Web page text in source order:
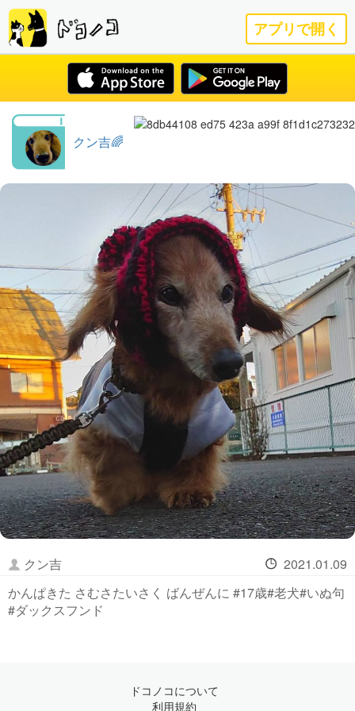
アプリで開く
クン吉🌈
クン吉
2021.01.09
かんぱきた さむさたいさく ばんぜんに #17歳#老犬#いぬ句
#ダックスフンド
ドコノコについて
利用規約